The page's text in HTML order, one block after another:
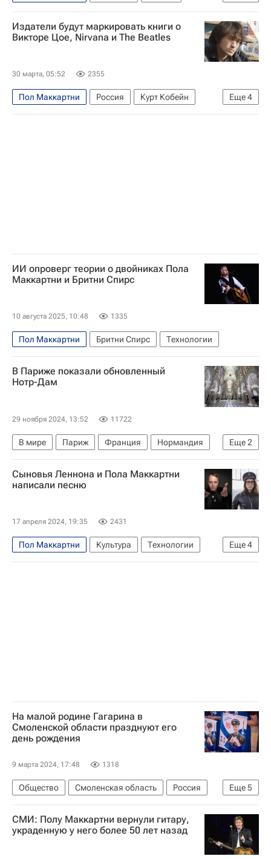
Ливерпуль
Ринго Старр (Ричард Старки)
Издатели будут маркировать книги о
Викторе Цое, Nirvana и The Beatles
30 марта, 05:52 2355
Еще4
Пол Маккартни Россия
Курт Кобейн
Виктор Цой
Российские космические системы
ИИ опроверг теории о двойниках Пола
Маккартни и Бритни Спирс
10 августа 2025, 10:48 1335
Пол Маккартни Бритни Спирс Технологии
В Париже показали обновленный
Нотр-Дам
29 ноября 2024, 13:52 11722
Еще2
В мире Париж Франция
Нормандия
Эммануэль Макрон
Анн Идальго
Сыновья Леннона и Пола Маккартни
написали песню
17 апреля 2024, 19:35 2431
Еще4
Пол Маккартни Культура
Технологии
Лондон
Шон Леннон
Джон Леннон
На малой родине Гагарина в
Смоленской области празднуют его
день рождения
9 марта 2024, 17:48 1318
Еще5
Общество Смоленская область
Россия
СССР
Василий Анохин
Юрий Гагарин (космонавт)
Сергей Крикалев
СМИ: Полу Маккартни вернули гитару,
украденную у него более 50 лет назад